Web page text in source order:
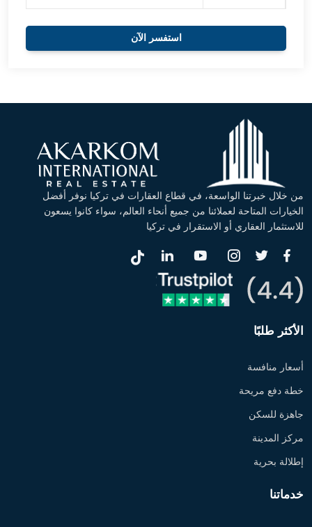
استفسر الآن
من خلال خبرتنا الواسعة، في قطاع العقارات في تركيا نوفر أفضل
الخيارات المتاحة لعملائنا من جميع أنحاء العالم، سواء كانوا يسعون
للاستثمار العقاري أو الاستقرار في تركيا
الأكثر طلبًا
أسعار منافسة
خطة دفع مريحة
جاهزة للسكن
مركز المدينة
إطلالة بحرية
خدماتنا